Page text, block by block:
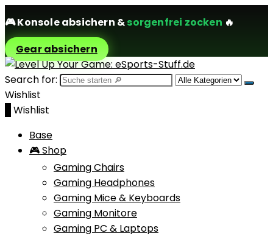
🎮Konsole absichern &sorgenfrei zocken 🔥
Gear absichern
Search for:
Wishlist
Wishlist
Base
🎮 Shop
Gaming Chairs
Gaming Headphones
Gaming Mice & Keyboards
Gaming Monitore
Gaming PC & Laptops